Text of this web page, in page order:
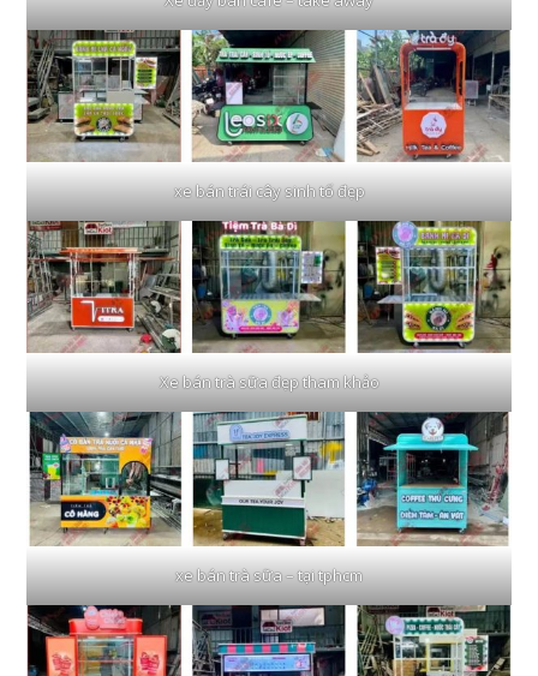
xe bán trái cây sinh tố đẹp
Xe bán trà sữa đẹp tham khảo
xe bán trà sữa – tại tphcm